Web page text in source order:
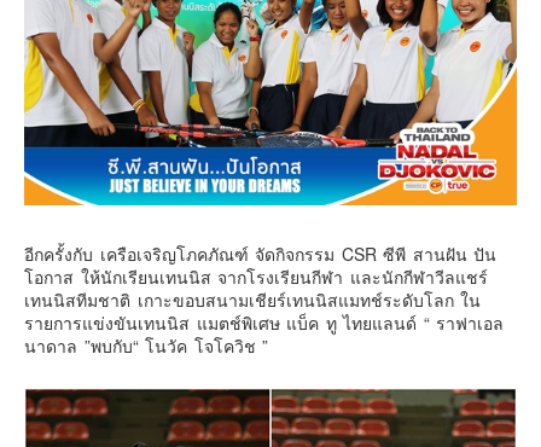
ภาคอีสาน
ทริปต่างประเทศ
ยุโรป
รัสเซีย
ตุรกี-ตุรเคีย
เยอรมัน
ฝรั่งเศส
ออสเตรีย
สาธารณรัฐเช็ก
ฮังการี
เนเธอร์แลนด์
อีกครั้งกับ เครือเจริญโภคภัณฑ์ จัดกิจกรรม CSR ซีพี สานฝัน ปัน
โอกาส ให้นักเรียนเทนนิส จากโรงเรียนกีฬา และนักกีฬาวีลแชร์
เทนนิสทีมชาติ เกาะขอบสนามเชียร์เทนนิสแมทช์ระดับโลก ใน
รายการแข่งขันเทนนิส แมตช์พิเศษ แบ็ค ทู ไทยแลนด์ “ ราฟาเอล
นาดาล ”พบกับ“ โนวัค โจโควิช ”